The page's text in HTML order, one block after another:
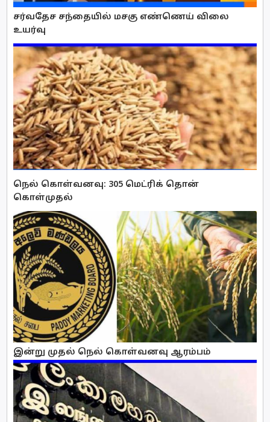
சர்வதேச சந்தையில் மசகு எண்ணெய் விலை
உயர்வு
நெல் கொள்வனவு: 305 மெட்ரிக் தொன்
கொள்முதல்
இன்று முதல் நெல் கொள்வனவு ஆரம்பம்